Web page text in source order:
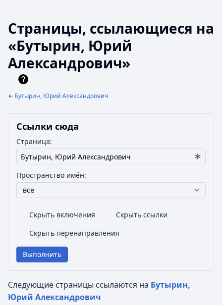
Страницы, ссылающиеся на
«Бутырин, Юрий
Александрович»
← Бутырин, Юрий Александрович
Ссылки сюда
Страница:
Пространство имён:
все
Скрыть включения
Скрыть ссылки
Скрыть перенаправления
Выполнить
Следующие страницы ссылаются на Бутырин,
Юрий Александрович